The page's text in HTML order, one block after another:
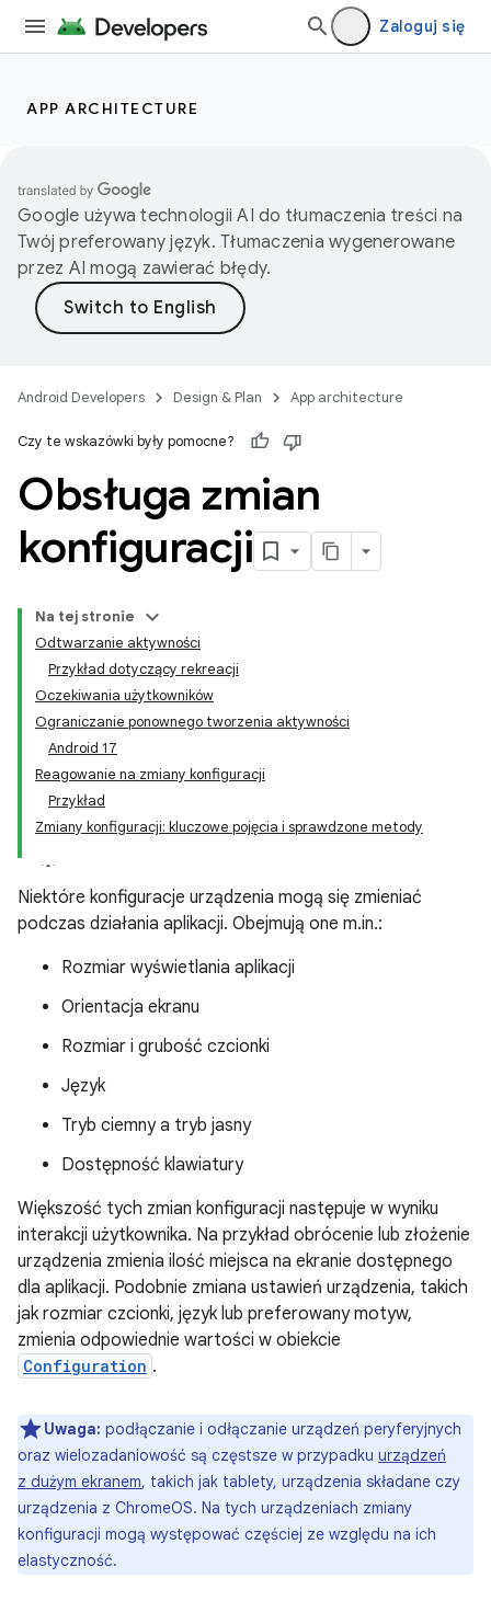
Zaloguj się
APP ARCHITECTURE
Google używa technologii AI do tłumaczenia treści na
Twój preferowany język. Tłumaczenia wygenerowane
przez AI mogą zawierać błędy.
Android Developers Design & Plan App architecture
Czy te wskazówki były pomocne?
Obsługa zmian
konfiguracji
Na tej stronie
Odtwarzanie aktywności
Przykład dotyczący rekreacji
Oczekiwania użytkowników
Ograniczanie ponownego tworzenia aktywności
Android 17
Reagowanie na zmiany konfiguracji
Przykład
Zmiany konfiguracji: kluczowe pojęcia i sprawdzone metody
Niektóre konfiguracje urządzenia mogą się zmieniać
podczas działania aplikacji. Obejmują one m.in.:
Rozmiar wyświetlania aplikacji
Orientacja ekranu
Rozmiar i grubość czcionki
Język
Tryb ciemny a tryb jasny
Dostępność klawiatury
Większość tych zmian konfiguracji następuje w wyniku
interakcji użytkownika. Na przykład obrócenie lub złożenie
urządzenia zmienia ilość miejsca na ekranie dostępnego
dla aplikacji. Podobnie zmiana ustawień urządzenia, takich
jak rozmiar czcionki, język lub preferowany motyw,
zmienia odpowiednie wartości w obiekcie
Configuration .
Uwaga: podłączanie i odłączanie urządzeń peryferyjnych
oraz wielozadaniowość są częstsze w przypadku urządzeń
z dużym ekranem, takich jak tablety, urządzenia składane czy
urządzenia z ChromeOS. Na tych urządzeniach zmiany
konfiguracji mogą występować częściej ze względu na ich
elastyczność.